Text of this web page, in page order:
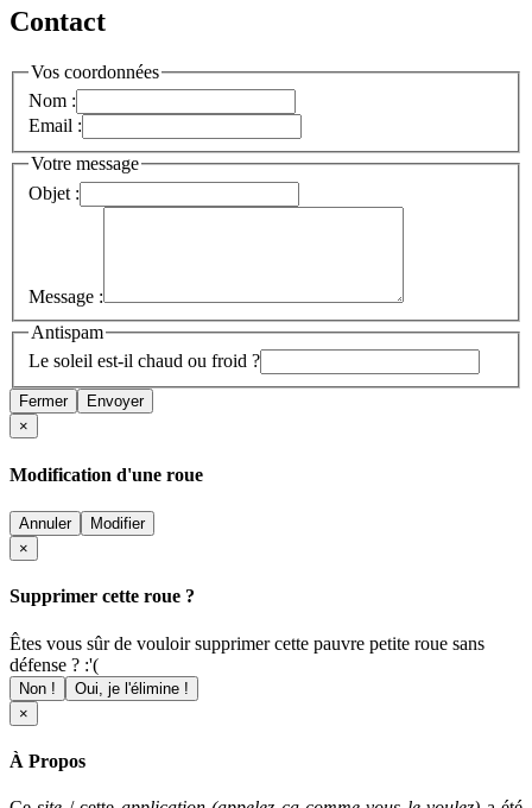
Contact
Vos coordonnées
Nom :
Email :
Votre message
Objet :
Message :
Antispam
Le soleil est-il chaud ou froid ?
Fermer
Envoyer
×
Modification d'une roue
Annuler
Modifier
×
Supprimer cette roue ?
Êtes vous sûr de vouloir supprimer cette pauvre petite roue sans
défense ? :'(
Non !
Oui, je l'élimine !
×
À Propos